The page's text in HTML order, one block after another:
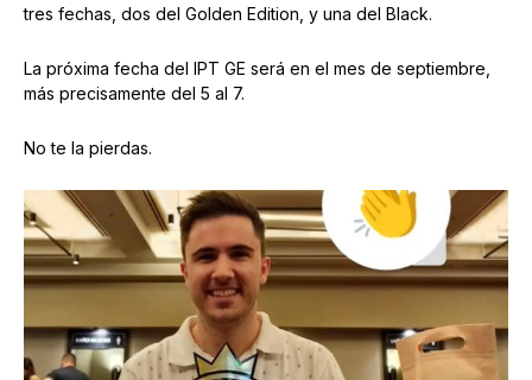
tres fechas, dos del Golden Edition, y una del Black.
La próxima fecha del IPT GE será en el mes de septiembre,
más precisamente del 5 al 7.
No te la pierdas.